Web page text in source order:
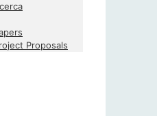
Proposals